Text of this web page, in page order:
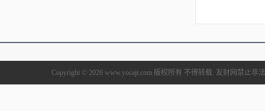
Copyright © 2026 www.yocajr.com 版权所有 不得转载. 友财网禁止非